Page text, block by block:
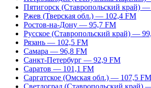
Пятигорск (Ставропольский край)
Ржев (Тверская обл.) — 102,4 FM
Ростов-на-Дону — 95,7 FM
Русское (Ставропольский край) —
Рязань — 102,5 FM
Самара — 96,8 FM
Санкт-Петербург — 92,9 FM
Саратов — 101,1 FM
Саргатское (Омская обл.) — 107,5 FM
Светлоград (Ставропольский край)